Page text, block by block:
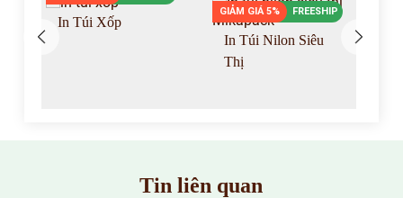
In Túi Xốp
GIẢM GIÁ 5% FREESHIP
In Túi Nilon Siêu
Thị
Tin liên quan